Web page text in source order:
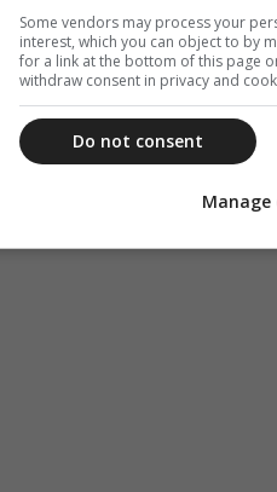
και θα τον κάνω καλά»,
Μοναστήρι.
Some vendors may process your
interest, which you can object to by
for a link at the bottom of this page
withdraw consent in privacy and
Do not consent